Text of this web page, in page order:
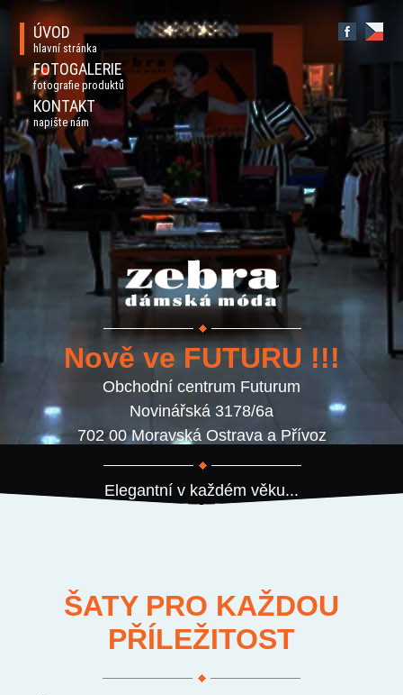
ÚVOD
hlavní stránka
FOTOGALERIE
fotografie produktů
KONTAKT
napište nám
Nově ve FUTURU !!!
Obchodní centrum Futurum
Novinářská 3178/6a
702 00 Moravská Ostrava a Přívoz
Elegantní v každém věku...
ŠATY PRO KAŽDOU
PŘÍLEŽITOST